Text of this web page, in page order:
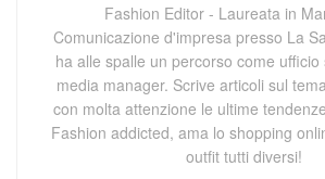
Fashion Editor - Laureata in
Comunicazione d'impresa presso La
ha alle spalle un percorso come ufficio
media manager. Scrive articoli sul
con molta attenzione le ultime
Fashion addicted, ama lo shopping
outfit tutti diversi!